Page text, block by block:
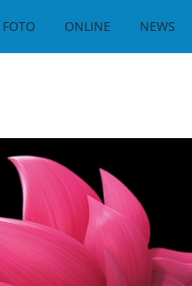
FOTO ONLINE NEWS